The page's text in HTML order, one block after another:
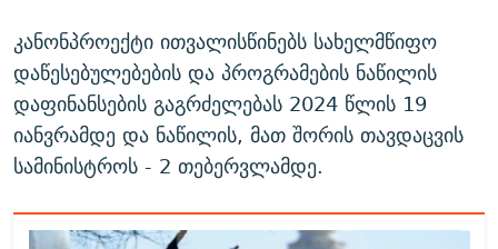
კანონპროექტი ითვალისწინებს სახელმწიფო
დაწესებულებების და პროგრამების ნაწილის
დაფინანსების გაგრძელებას 2024 წლის 19
იანვრამდე და ნაწილის, მათ შორის თავდაცვის
სამინისტროს - 2 თებერვლამდე.